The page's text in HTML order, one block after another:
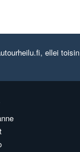
ellei toisin